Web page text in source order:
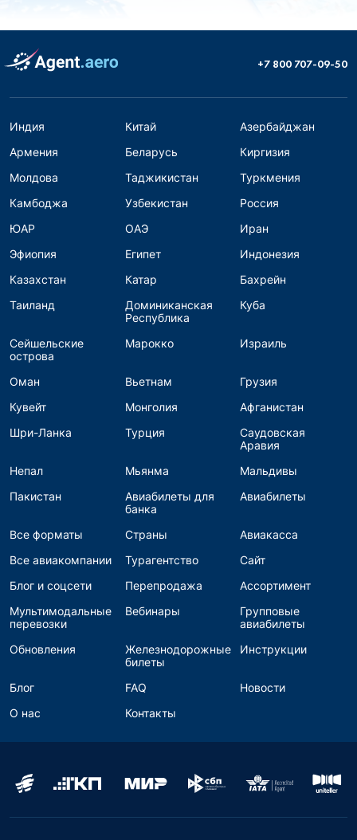
+7 800 707-09-50
Индия Китай
Азербайджан
Армения
Беларусь
Киргизия
Молдова
Таджикистан
Туркмения
Камбоджа
Узбекистан
Россия
ЮАР
ОАЭ
Иран
Эфиопия
Египет
Индонезия
Казахстан
Катар
Бахрейн
Таиланд
Доминиканская
Республика
Куба
Сейшельские
острова
Марокко Израиль
Оман Вьетнам
Грузия
Кувейт
Монголия
Афганистан
Шри-Ланка
Турция
Саудовская
Аравия
Непал
Мьянма
Мальдивы
Пакистан
Авиабилеты для
банка
Авиабилеты
Все форматы Страны
Авиакасса
Все авиакомпании
Турагентство
Сайт
Блог и соцсети
Перепродажа
Ассортимент
Мультимодальные
перевозки
Вебинары
Групповые
авиабилеты
Обновления
Железнодорожные
билеты
Инструкции
Блог FAQ
Новости
О нас
Контакты